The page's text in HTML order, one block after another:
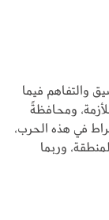
والتفاهم فيما
ومحافظةً
في هذه الحرب،
وربما